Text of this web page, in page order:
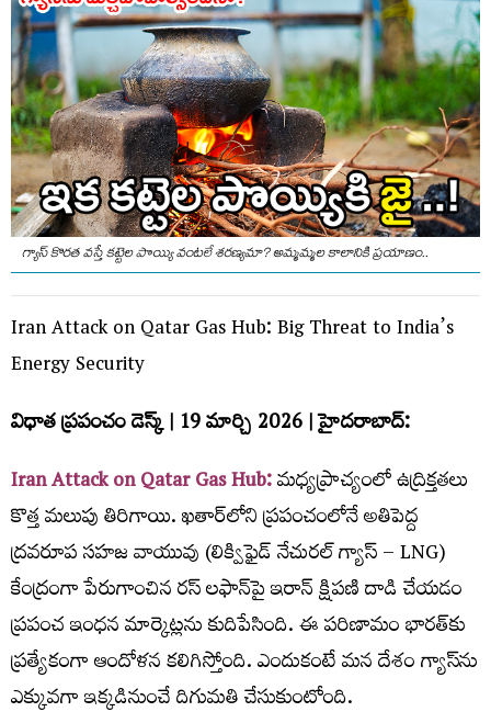
గ్యాస్ కొరత వస్తే కట్టెల పొయ్యి వంటలే శరణ్యమా? అమ్మమ్మల కాలానికి ప్రయాణం..
Iran Attack on Qatar Gas Hub: Big Threat to India’s
Energy Security
విధాత ప్రపంచం డెస్క్​ | 19 మార్చి 2026 | హైదరాబాద్​:
Iran Attack on Qatar Gas Hub:మధ్యప్రాచ్యంలో ఉద్రిక్తతలు
కొత్త మలుపు తిరిగాయి. ఖతార్‌లోని ప్రపంచంలోనే అతిపెద్ద
ద్రవరూప సహజ వాయువు (లిక్విఫైడ్ నేచురల్ గ్యాస్ – LNG)
కేంద్రంగా పేరుగాంచిన రస్ లఫాన్‌పై ఇరాన్ క్షిపణి దాడి చేయడం
ప్రపంచ ఇంధన మార్కెట్లను కుదిపేసింది. ఈ పరిణామం భారత్‌కు
ప్రత్యేకంగా ఆందోళన కలిగిస్తోంది. ఎందుకంటే మన దేశం గ్యాస్​ను
ఎక్కువగా ఇక్కడినుంచే దిగుమతి చేసుకుంటోంది.